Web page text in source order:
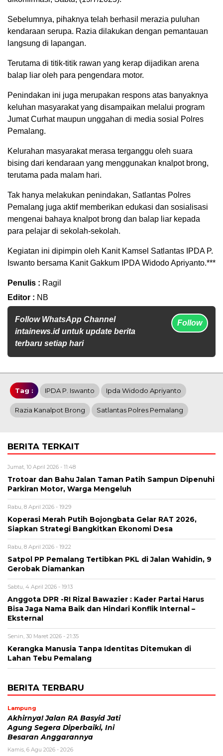
Sebelumnya, pihaknya telah berhasil merazia puluhan
kendaraan serupa. Razia dilakukan dengan pemantauan
langsung di lapangan.
Terutama di titik-titik rawan yang kerap dijadikan arena
balap liar oleh para pengendara motor.
Penindakan ini juga merupakan respons atas banyaknya
keluhan masyarakat yang disampaikan melalui program
Jumat Curhat maupun unggahan di media sosial Polres
Pemalang.
Kelurahan masyarakat merasa terganggu oleh suara
bising dari kendaraan yang menggunakan knalpot brong,
terutama pada malam hari.
Tak hanya melakukan penindakan, Satlantas Polres
Pemalang juga aktif memberikan edukasi dan sosialisasi
mengenai bahaya knalpot brong dan balap liar kepada
para pelajar di sekolah-sekolah.
Kegiatan ini dipimpin oleh Kanit Kamsel Satlantas IPDA P.
Iswanto bersama Kanit Gakkum IPDA Widodo Apriyanto.***
Penulis : Ragil
Editor : NB
Follow WhatsApp Channel
intainews.id untuk update berita
terbaru setiap hari
Follow
Tag : IPDA P. Iswanto Ipda Widodo Apriyanto
Razia Kanalpot Brong Satlantas Polres Pemalang
BERITA TERKAIT
Jumat, 10 April 2026 - 11:48
Trotoar dan Bahu Jalan Taman Patih Sampun Dipenuhi
Parkiran Motor, Warga Mengeluh
Rabu, 8 April 2026 - 19:29
Koperasi Merah Putih Bojongbata Gelar RAT 2026,
Siapkan Strategi Bangkitkan Ekonomi Desa
Rabu, 8 April 2026 - 19:22
Satpol PP Pemalang Tertibkan PKL di Jalan Wahidin, 9
Gerobak Diamankan
Sabtu, 4 April 2026 - 19:13
Anggota DPR -RI Rizal Bawazier : Kader Partai Harus
Bisa Jaga Nama Baik dan Hindari Konflik Internal –
Eksternal
Senin, 30 Maret 2026 - 21:35
Kerangka Manusia Tanpa Identitas Ditemukan di
Lahan Tebu Pemalang
BERITA TERBARU
Lampung
Akhirnya! Jalan RA Basyid Jati
Agung Segera Diperbaiki, Ini
Besaran Anggarannya
Kamis, 6 Agu 2026 - 20:26